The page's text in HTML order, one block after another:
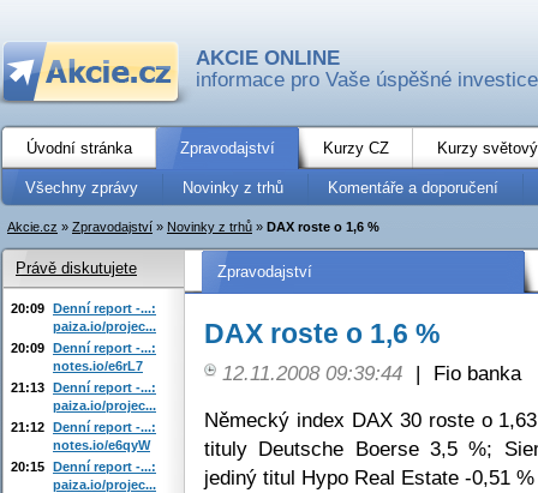
AKCIE ONLINE
informace pro Vaše úspěšné investice
Úvodní stránka Zpravodajství Kurzy CZ Kurzy
Všechny zprávy Novinky z trhů Komentáře a doporučení
Akcie.cz » Zpravodajství » Novinky z trhů » DAX roste o 1,6 %
Zpravodajství
DAX roste o 1,6 %
12.11.2008 09:39:44 |
Fio banka
Německý index DAX 30 roste o
tituly Deutsche Boerse 3,5 %;
jediný titul Hypo Real Estate -0,51
Právě diskutujete
20:09 Denní report -...:
paiza.io/projec...
20:09 Denní report -...:
notes.io/e6rL7
21:13 Denní report -...:
paiza.io/projec...
21:12 Denní report -...:
notes.io/e6qyW
20:15 Denní report -...:
paiza.io/projec...